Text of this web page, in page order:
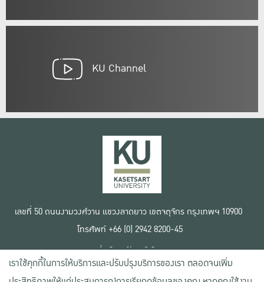
KU Channel
เลขที่ 50 ถนนงามวงศ์วาน แขวงลาดยาว เขตจตุจักร กรุงเทพฯ 10900
โทรศัพท์ +66 (0) 2942 8200-45
เงื่อนไขการใช้งานเว็บไซต์
ข้อตกลงด้านสิทธิ์ใช้งาน
นโยบายความเป็นส่วนตัว
เราใช้คุกกี้ในการให้บริการและปรับปรุงบริการของเรา ตลอดจนเพิ่ม